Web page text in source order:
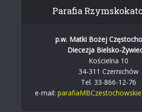
Parafia
p.w. Matki Bożej
Diecezja Bielsko-
Kościelna 10
34-311 Czernichów
Tel. 33-866-12-76
e-mail: